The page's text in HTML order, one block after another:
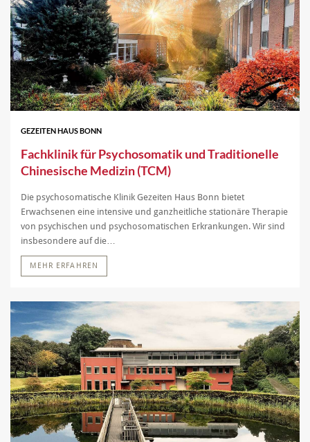
GEZEITEN HAUS BONN
Fachklinik für Psychosomatik und Traditionelle
Chinesische Medizin (TCM)
Die psychosomatische Klinik Gezeiten Haus Bonn bietet
Erwachsenen eine intensive und ganzheitliche stationäre Therapie
von psychischen und psychosomatischen Erkrankungen. Wir sind
insbesondere auf die…
MEHR ERFAHREN